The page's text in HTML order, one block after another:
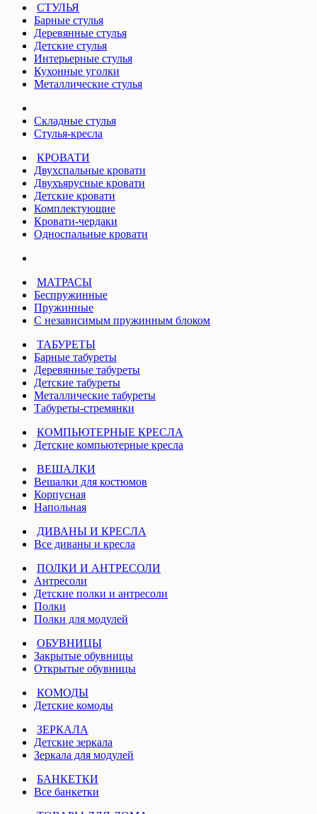
СТУЛЬЯ
Барные стулья
Деревянные стулья
Детские стулья
Интерьерные стулья
Кухонные уголки
Металлические стулья
Складные стулья
Стулья-кресла
КРОВАТИ
Двухспальные кровати
Двухъярусные кровати
Детские кровати
Комплектующие
Кровати-чердаки
Односпальные кровати
МАТРАСЫ
Беспружинные
Пружинные
С независимым пружинным блоком
ТАБУРЕТЫ
Барные табуреты
Деревянные табуреты
Детские табуреты
Металлические табуреты
Табуреты-стремянки
КОМПЬЮТЕРНЫЕ КРЕСЛА
Детские компьютерные кресла
ВЕШАЛКИ
Вешалки для костюмов
Корпусная
Напольная
ДИВАНЫ И КРЕСЛА
Все диваны и кресла
ПОЛКИ И АНТРЕСОЛИ
Антресоли
Детские полки и антресоли
Полки
Полки для модулей
ОБУВНИЦЫ
Закрытые обувницы
Открытые обувницы
КОМОДЫ
Детские комоды
ЗЕРКАЛА
Детские зеркала
Зеркала для модулей
БАНКЕТКИ
Все банкетки